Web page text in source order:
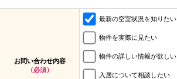
お問い合わせ内容
（必須）
最新の空室状況を知りたい
物件を実際に見たい
物件の詳しい情報が欲しい
入居について相談したい